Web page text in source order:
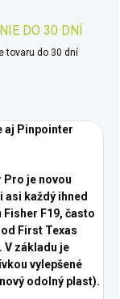
DO 30 DNÍ
tovaru do 30 dní
aj Pinpointer
Pro je novou
asi každý ihned
F19, často
First Texas
V základu je
vylepšené
odolný plast).